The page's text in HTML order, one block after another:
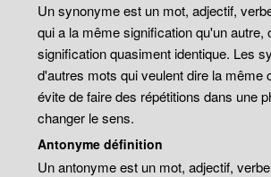
Un synonyme est un mot, adjectif,
qui a la même signification qu'un autre,
signification quasiment identique. Les
d'autres mots qui veulent dire la même
évite de faire des répétitions dans une
changer le sens.
Antonyme définition
Un antonyme est un mot, adjectif,